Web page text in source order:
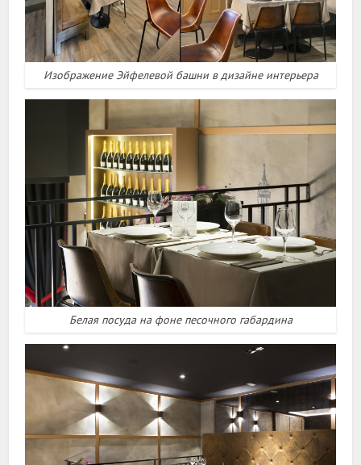
Изображение Эйфелевой башни в дизайне интерьера
Белая посуда на фоне песочного габардина